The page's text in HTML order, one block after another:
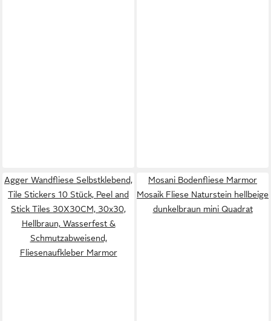
Agger Wandfliese Selbstklebend,
Tile Stickers 10 Stück, Peel and
Stick Tiles 30X30CM, 30x30,
Hellbraun, Wasserfest &
Schmutzabweisend,
Fliesenaufkleber Marmor
Mosani Bodenfliese Marmor
Mosaik Fliese Naturstein hellbeige
dunkelbraun mini Quadrat